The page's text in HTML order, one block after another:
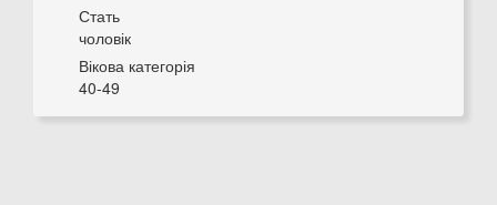
Стать
чоловік
Вікова категорія
40-49